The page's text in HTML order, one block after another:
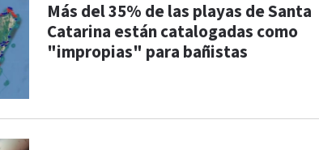
Más del 35% de las playas de Santa
Catarina están catalogadas como
"impropias" para bañistas